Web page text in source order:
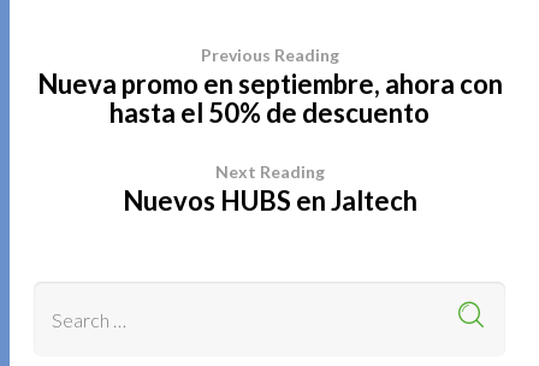
Previous Reading
Nueva promo en septiembre, ahora con
hasta el 50% de descuento
Next Reading
Nuevos HUBS en Jaltech